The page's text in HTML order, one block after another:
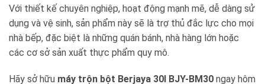
Với thiết kế chuyên nghiệp, hoạt động mạnh mẽ, dễ dàng sử
dụng và vệ sinh, sản phẩm này sẽ là trợ thủ đắc lực cho mọi
nhà bếp, đặc biệt là những quán bánh, nhà hàng lớn hoặc
các cơ sở sản xuất thực phẩm quy mô.
Hãy sở hữu máy trộn bột Berjaya 30l BJY-BM30 ngay hôm